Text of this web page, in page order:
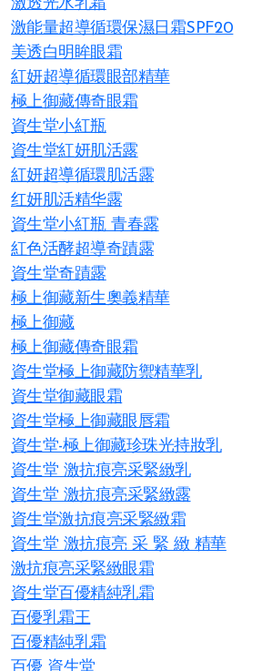
激透光水乳霜
激能量超導循環保濕日霜SPF20
美透白明眸眼霜
紅妍超導循環眼部精華
極上御藏傳奇眼霜
資生堂小紅瓶
資生堂紅妍肌活露
紅妍超導循環肌活露
红妍肌活精华露
資生堂小紅瓶 青春露​
紅色活酵超導奇蹟露
資生堂奇蹟露
極上御藏新生奧義精華
極上御藏
極上御藏傳奇眼霜
資生堂極上御藏防禦精華乳
資生堂御藏眼霜
資生堂極上御藏眼唇霜
資生堂-極上御藏珍珠光持妝乳
資生堂 激抗痕亮采緊緻乳
資生堂 激抗痕亮采緊緻露
資生堂激抗痕亮采緊緻霜
資生堂 激抗痕亮 采 緊 緻 精華
激抗痕亮采緊緻眼霜
資生堂百優精純乳霜
百優乳霜王
百優精純乳霜